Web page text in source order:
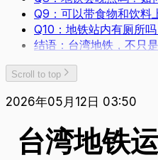
Q9：可以带食物和饮料
Q10：地铁站内有厕所
结语：台湾地铁，不只
Scroll to top
2026年05月12日 03:50
台湾地铁